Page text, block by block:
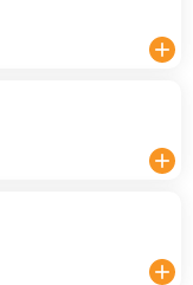
add
add
add